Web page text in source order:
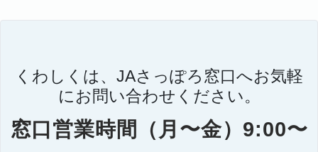
くわしくは、JAさっぽろ窓口へお気軽
にお問い合わせください。
窓口営業時間（月〜金）9:00〜